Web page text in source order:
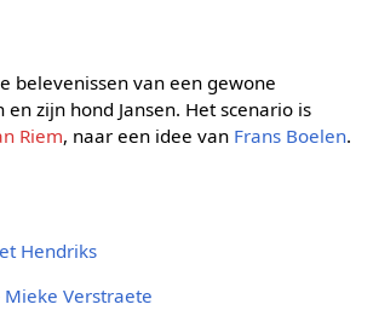
belevenissen van een gewone
zijn hond Jansen. Het scenario is
Riem, naar een idee van Frans Boelen.
Hendriks
Mieke Verstraete